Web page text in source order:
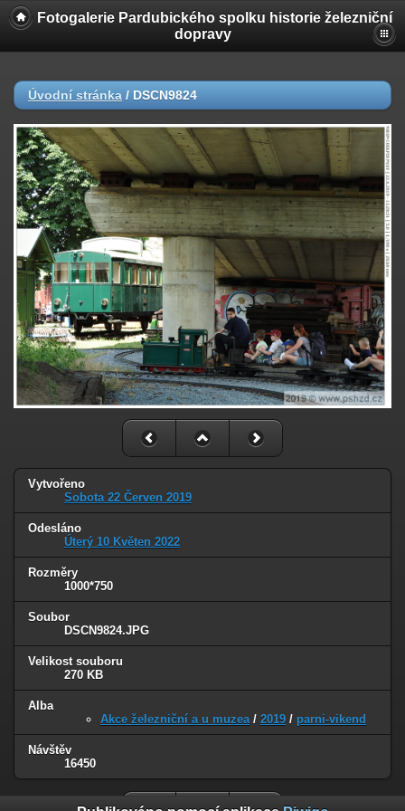
Fotogalerie Pardubického spolku historie železniční
dopravy
Úvodní stránka / DSCN9824
Vytvořeno
Sobota 22 Červen 2019
Odesláno
Úterý 10 Květen 2022
Rozměry
1000*750
Soubor
DSCN9824.JPG
Velikost souboru
270 KB
Alba
Akce železniční a u muzea / 2019 / parni-vikend
Návštěv
16450